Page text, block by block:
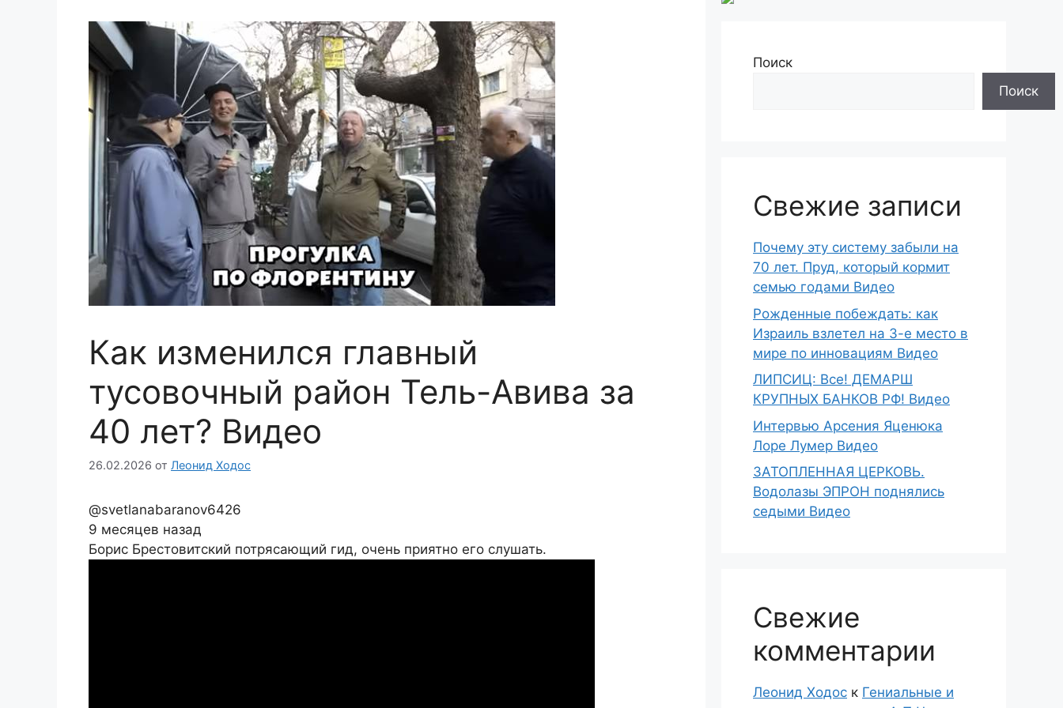
Как изменился главный
тусовочный район Тель-Авива за
40 лет? Видео
26.02.2026 от Леонид Ходос
@svetlanabaranov6426
9 месяцев назад
Борис Брестовитский потрясающий гид, очень приятно его слушать.
Поиск
Поиск
Свежие записи
Почему эту систему забыли на
70 лет. Пруд, который кормит
семью годами Видео
Рожденные побеждать: как
Израиль взлетел на 3-е место в
мире по инновациям Видео
ЛИПСИЦ: Все! ДЕМАРШ
КРУПНЫХ БАНКОВ РФ! Видео
Интервью Арсения Яценюка
Лоре Лумер Видео
ЗАТОПЛЕННАЯ ЦЕРКОВЬ.
Водолазы ЭПРОН поднялись
седыми Видео
Свежие
комментарии
Леонид Ходос к Гениальные и